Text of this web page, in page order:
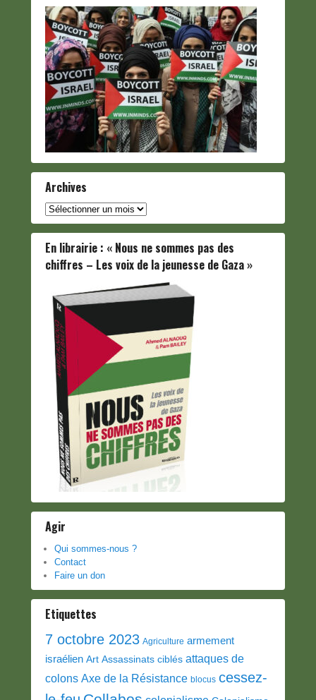
Archives
Archives
En librairie : « Nous ne sommes pas des
chiffres – Les voix de la jeunesse de Gaza »
Agir
Qui sommes-nous ?
Contact
Faire un don
Etiquettes
7 octobre 2023 Agriculture armement
israélien Art Assassinats ciblés attaques de
colons Axe de la Résistance blocus cessez-